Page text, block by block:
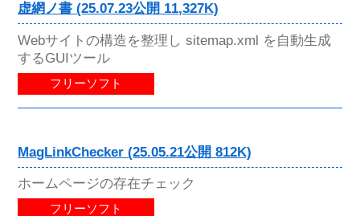
虚網ノ書 (25.07.23公開 11,327K)
Webサイトの構造を整理し sitemap.xml を自動生成
するGUIツール
フリーソフト
MagLinkChecker (25.05.21公開 812K)
ホームページの存在チェック
フリーソフト